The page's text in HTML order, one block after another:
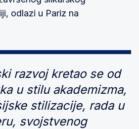
odlazi u Pariz na
razvoj kretao se od
u stilu akademizma,
stilizacije, rada u
svojstvenog